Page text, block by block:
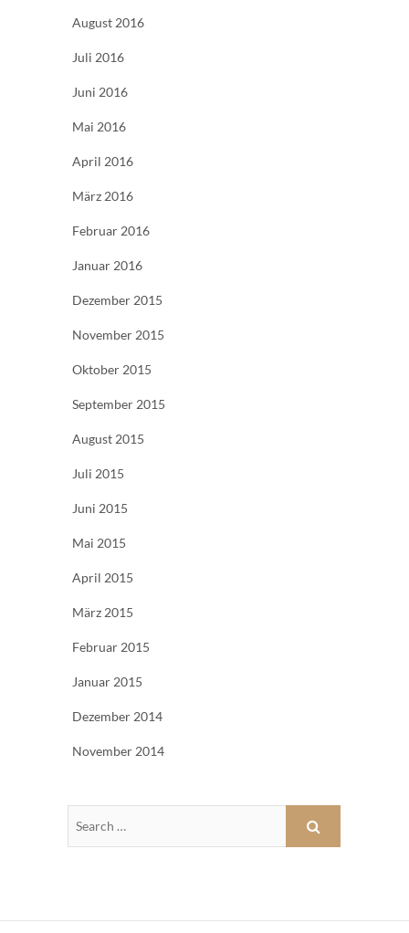
August 2016
Juli 2016
Juni 2016
Mai 2016
April 2016
März 2016
Februar 2016
Januar 2016
Dezember 2015
November 2015
Oktober 2015
September 2015
August 2015
Juli 2015
Juni 2015
Mai 2015
April 2015
März 2015
Februar 2015
Januar 2015
Dezember 2014
November 2014